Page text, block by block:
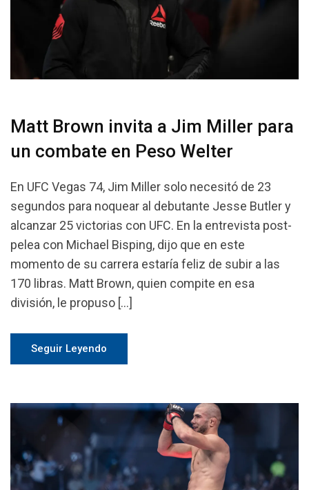
Matt Brown invita a Jim Miller para
un combate en Peso Welter
En UFC Vegas 74, Jim Miller solo necesitó de 23
segundos para noquear al debutante Jesse Butler y
alcanzar 25 victorias con UFC. En la entrevista post-
pelea con Michael Bisping, dijo que en este
momento de su carrera estaría feliz de subir a las
170 libras. Matt Brown, quien compite en esa
división, le propuso […]
Seguir Leyendo